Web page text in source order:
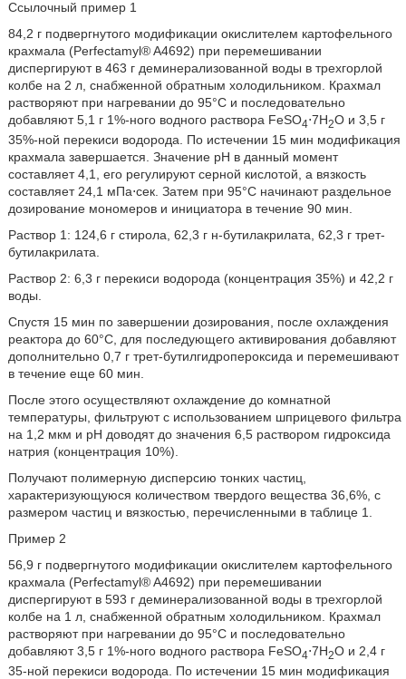
Ссылочный пример 1
84,2 г подвергнутого модификации окислителем картофельного
крахмала (Perfectamyl® A4692) при перемешивании
диспергируют в 463 г деминерализованной воды в трехгорлой
колбе на 2 л, снабженной обратным холодильником. Крахмал
растворяют при нагревании до 95°C и последовательно
добавляют 5,1 г 1%-ного водного раствора FeSO4⋅7H2O и 3,5 г
35%-ной перекиси водорода. По истечении 15 мин модификация
крахмала завершается. Значение pH в данный момент
составляет 4,1, его регулируют серной кислотой, а вязкость
составляет 24,1 мПа⋅сек. Затем при 95°C начинают раздельное
дозирование мономеров и инициатора в течение 90 мин.
Раствор 1: 124,6 г стирола, 62,3 г н-бутилакрилата, 62,3 г трет-
бутилакрилата.
Раствор 2: 6,3 г перекиси водорода (концентрация 35%) и 42,2 г
воды.
Спустя 15 мин по завершении дозирования, после охлаждения
реактора до 60°C, для последующего активирования добавляют
дополнительно 0,7 г трет-бутилгидропероксида и перемешивают
в течение еще 60 мин.
После этого осуществляют охлаждение до комнатной
температуры, фильтруют с использованием шприцевого фильтра
на 1,2 мкм и pH доводят до значения 6,5 раствором гидроксида
натрия (концентрация 10%).
Получают полимерную дисперсию тонких частиц,
характеризующуюся количеством твердого вещества 36,6%, с
размером частиц и вязкостью, перечисленными в таблице 1.
Пример 2
56,9 г подвергнутого модификации окислителем картофельного
крахмала (Perfectamyl® A4692) при перемешивании
диспергируют в 593 г деминерализованной воды в трехгорлой
колбе на 1 л, снабженной обратным холодильником. Крахмал
растворяют при нагревании до 95°C и последовательно
добавляют 3,5 г 1%-ного водного раствора FeSO4⋅7H2O и 2,4 г
35-ной перекиси водорода. По истечении 15 мин модификация